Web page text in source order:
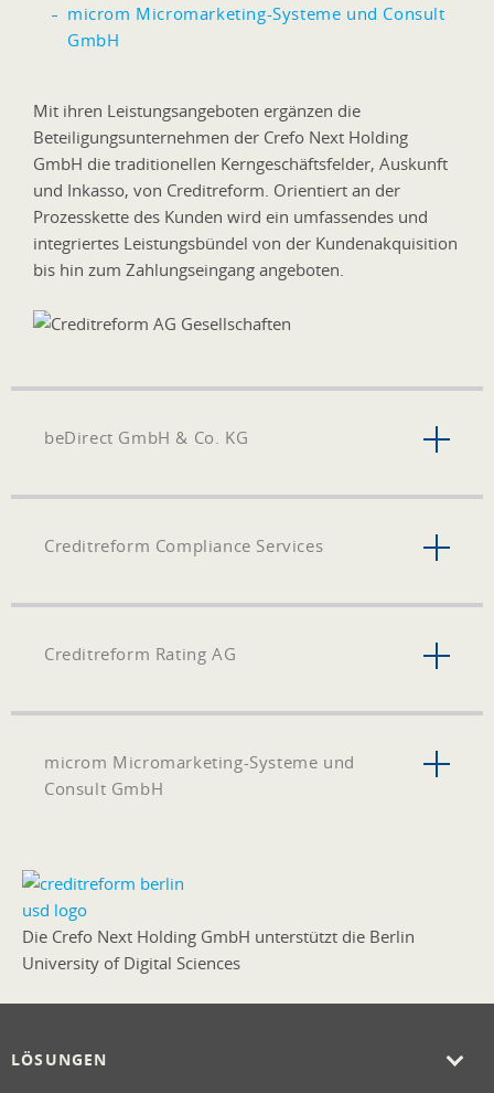
microm Micromarketing-Systeme und Consult
GmbH
Mit ihren Leistungsangeboten ergänzen die
Beteiligungsunternehmen der Crefo Next Holding
GmbH die traditionellen Kerngeschäftsfelder, Auskunft
und Inkasso, von Creditreform. Orientiert an der
Prozesskette des Kunden wird ein umfassendes und
integriertes Leistungsbündel von der Kundenakquisition
bis hin zum Zahlungseingang angeboten.
beDirect GmbH & Co. KG
Creditreform Compliance Services
Creditreform Rating AG
microm Micromarketing-Systeme und
Consult GmbH
Die Crefo Next Holding GmbH unterstützt die Berlin
University of Digital Sciences
LÖSUNGEN